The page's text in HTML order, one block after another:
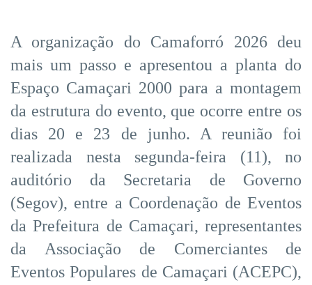
A organização do Camaforró 2026 deu
mais um passo e apresentou a planta do
Espaço Camaçari 2000 para a montagem
da estrutura do evento, que ocorre entre os
dias 20 e 23 de junho. A reunião foi
realizada nesta segunda-feira (11), no
auditório da Secretaria de Governo
(Segov), entre a Coordenação de Eventos
da Prefeitura de Camaçari, representantes
da Associação de Comerciantes de
Eventos Populares de Camaçari (ACEPC),